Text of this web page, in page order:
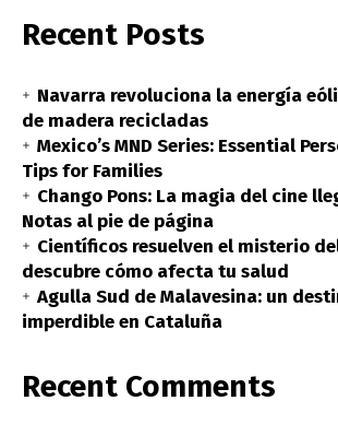
Recent Posts
Navarra revoluciona la energía
de madera recicladas
Mexico’s MND Series: Essential
Tips for Families
Chango Pons: La magia del cine
Notas al pie de página
Científicos resuelven el misterio
descubre cómo afecta tu salud
Agulla Sud de Malavesina: un
imperdible en Cataluña
Recent Comments